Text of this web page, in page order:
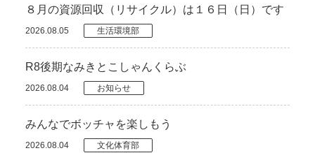
８月の資源回収（リサイクル）は１６日（日）です
2026.08.05 生活環境部
R8後期なみきとこしゃんくらぶ
2026.08.04 お知らせ
みんなでボッチャを楽しもう
2026.08.04 文化体育部